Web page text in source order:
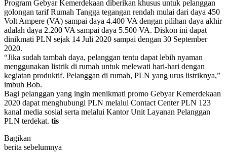
Program Gebyar Kemerdekaan diberikan khusus untuk pelanggan
golongan tarif Rumah Tangga tegangan rendah mulai dari daya 450
Volt Ampere (VA) sampai daya 4.400 VA dengan pilihan daya akhir
adalah daya 2.200 VA sampai daya 5.500 VA. Diskon ini dapat
dinikmati PLN sejak 14 Juli 2020 sampai dengan 30 September
2020.
“Jika sudah tambah daya, pelanggan tentu dapat lebih nyaman
menggunakan listrik di rumah untuk melewati hari-hari dengan
kegiatan produktif. Pelanggan di rumah, PLN yang urus listriknya,”
imbuh Bob.
Bagi pelanggan yang ingin menikmati promo Gebyar Kemerdekaan
2020 dapat menghubungi PLN melalui Contact Center PLN 123
kanal media sosial serta melalui Kantor Unit Layanan Pelanggan
PLN terdekat. tis
Bagikan
berita sebelumnya